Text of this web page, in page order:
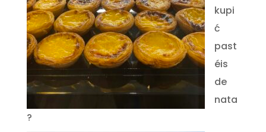
kupi
ć
past
éis
de
nata
?